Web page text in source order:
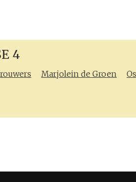
4
Marjolein de Groen